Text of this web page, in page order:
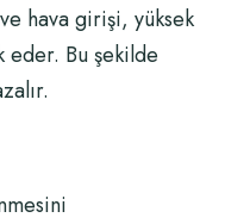
hava girişi, yüksek
eder. Bu şekilde